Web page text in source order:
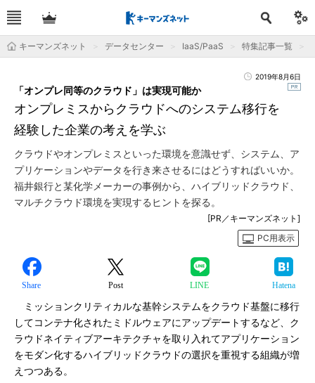
キーマンズネット データセンター IaaS/PaaS 特集記事一覧
2019年8月6日
オンプレミスからクラウドへのシステム移行を
経験した企業の考えを学ぶ
「オンプレ同等のクラウド」は実現可能か
クラウドやオンプレミスといった環境を意識せず、システム、ア
プリケーションやデータを行き来させるにはどうすればいいか。
福井銀行と某化学メーカーの事例から、ハイブリッドクラウド、
マルチクラウド環境を実現するヒントを探る。
[PR／キーマンズネット]
PC用表示
Share Post LINE Hatena
ミッションクリティカルな基幹システムをクラウド基盤に移行
してコンテナ化されたミドルウェアにアップデートするなど、ク
ラウドネイティブアーキテクチャを取り入れてアプリケーション
をモダン化するハイブリッドクラウドの選択を重視する組織が増
えつつある。